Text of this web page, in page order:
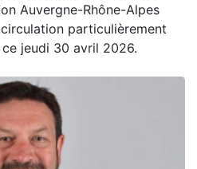
Auvergne-Rhône-Alpes
particulièrement
jeudi 30 avril 2026.